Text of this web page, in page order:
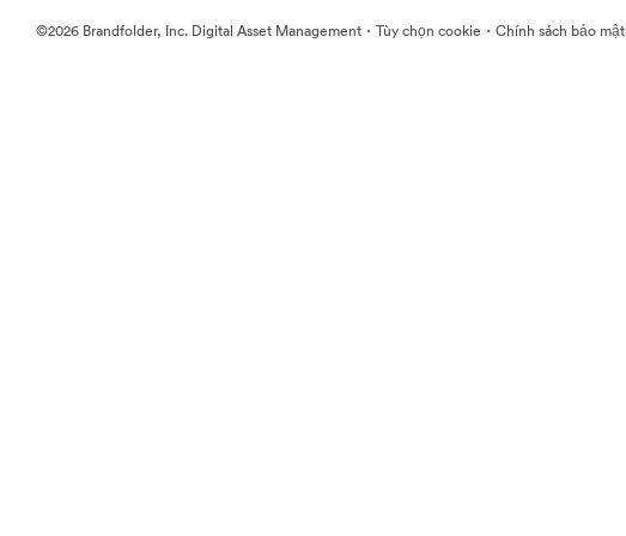
©2026 Brandfolder, Inc. Digital Asset Management · Tùy chọn cookie · Chính sách bảo mật